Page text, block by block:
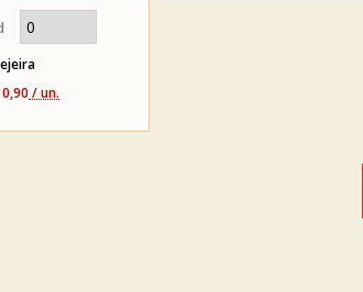
/ un.